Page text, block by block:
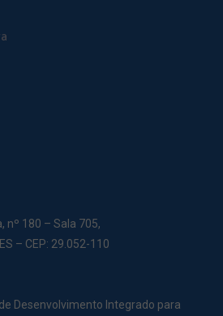
nº 180 – Sala 705,
– CEP: 29.052-110
Desenvolvimento Integrado para